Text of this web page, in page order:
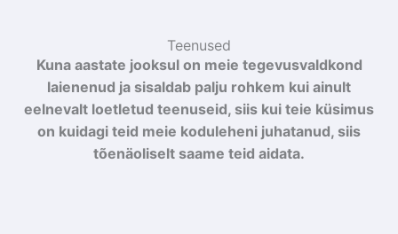
Teenused
Kuna aastate jooksul on meie tegevusvaldkond
laienenud ja sisaldab palju rohkem kui ainult
eelnevalt loetletud teenuseid, siis kui teie küsimus
on kuidagi teid meie koduleheni juhatanud, siis
tõenäoliselt saame teid aidata.